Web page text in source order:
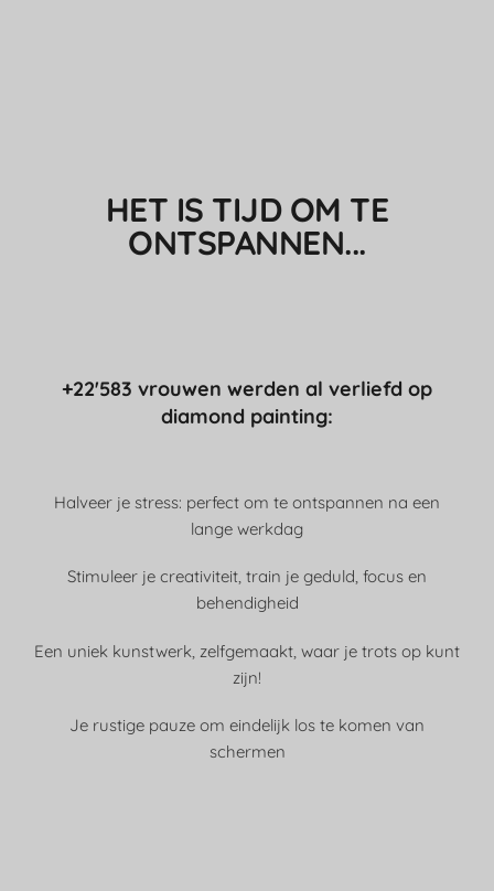
HET IS TIJD OM TE
ONTSPANNEN...
+22'583 vrouwen werden al verliefd op
diamond painting:
Halveer je stress: perfect om te ontspannen na een
lange werkdag
Stimuleer je creativiteit, train je geduld, focus en
behendigheid
Een uniek kunstwerk, zelfgemaakt, waar je trots op kunt
zijn!
Je rustige pauze om eindelijk los te komen van
schermen